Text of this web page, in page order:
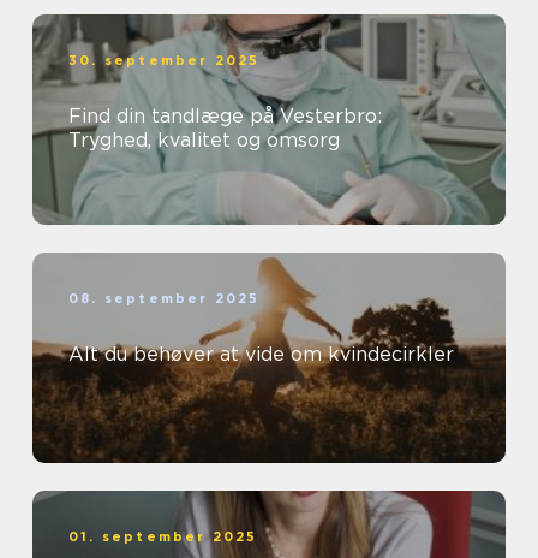
30. september 2025
Find din tandlæge på Vesterbro:
Tryghed, kvalitet og omsorg
08. september 2025
Alt du behøver at vide om kvindecirkler
01. september 2025